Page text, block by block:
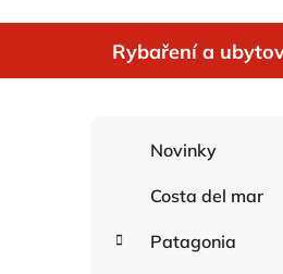
Rybaření a
kategorie
Novinky
Costa del mar
Patagonia